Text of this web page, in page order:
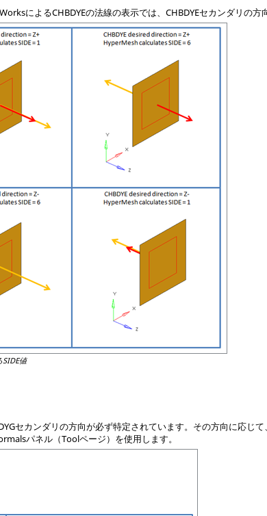
によるCHBDYEの法線の表示では、CHBDYEセカンダリの方
SIDE値
セカンダリの方向が必ず特定されています。その方向に応じ
パネル（Toolページ）を使用します。